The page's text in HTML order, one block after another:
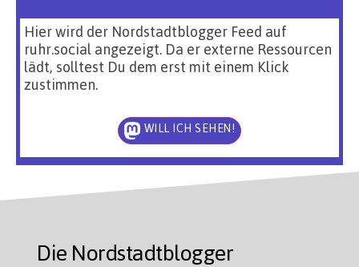
Hier wird der Nordstadtblogger Feed auf
ruhr.social angezeigt. Da er externe Ressourcen
lädt, solltest Du dem erst mit einem Klick
zustimmen.
WILL ICH SEHEN!
Die Nordstadtblogger